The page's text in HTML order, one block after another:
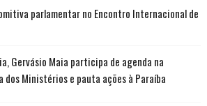
parlamentar no Encontro Internacional de
Gervásio Maia participa de agenda na
dos Ministérios e pauta ações à Paraíba